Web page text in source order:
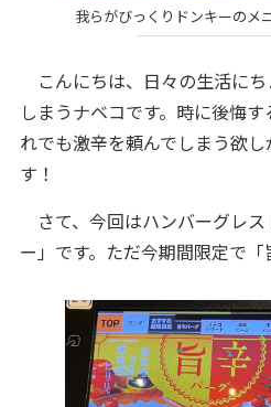
我らがびっくりドンキーのメ
こんにちは、日々の生活に
しまうナベコです。時に後悔
れでも激辛を頼んでしまう欲
す！
さて、今回はハンバーグレ
ー」です。ただ今期間限定で「